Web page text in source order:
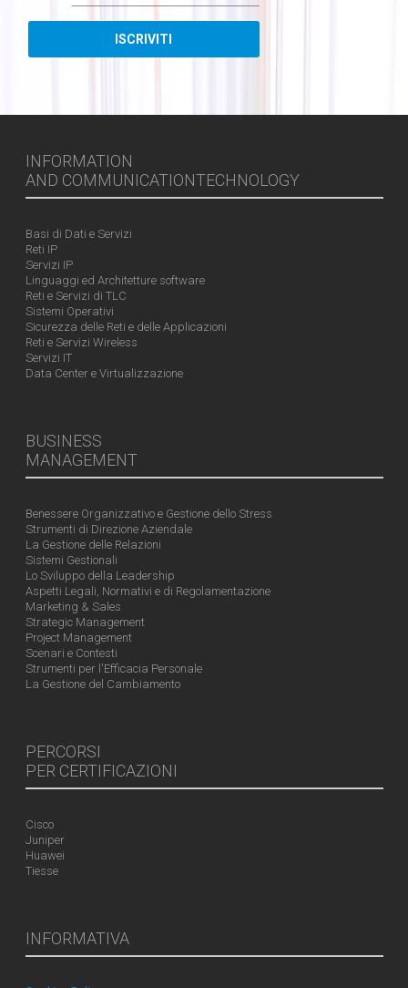
INFORMATION
AND COMMUNICATIONTECHNOLOGY
Basi di Dati e Servizi
Reti IP
Servizi IP
Linguaggi ed Architetture software
Reti e Servizi di TLC
Sistemi Operativi
Sicurezza delle Reti e delle Applicazioni
Reti e Servizi Wireless
Servizi IT
Data Center e Virtualizzazione
BUSINESS
MANAGEMENT
Benessere Organizzativo e Gestione dello Stress
Strumenti di Direzione Aziendale
La Gestione delle Relazioni
Sistemi Gestionali
Lo Sviluppo della Leadership
Aspetti Legali, Normativi e di Regolamentazione
Marketing & Sales
Strategic Management
Project Management
Scenari e Contesti
Strumenti per l'Efficacia Personale
La Gestione del Cambiamento
PERCORSI
PER CERTIFICAZIONI
Cisco
Juniper
Huawei
Tiesse
INFORMATIVA